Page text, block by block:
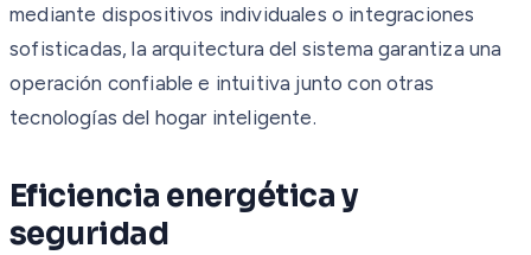
mediante dispositivos individuales o integraciones
sofisticadas, la arquitectura del sistema garantiza una
operación confiable e intuitiva junto con otras
tecnologías del hogar inteligente.
Eficiencia energética y
seguridad